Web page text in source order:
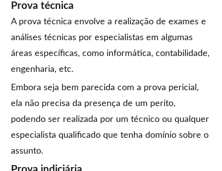
Prova técnica
A prova técnica envolve a realização de exames e
análises técnicas por especialistas em algumas
áreas específicas, como informática, contabilidade,
engenharia, etc.
Embora seja bem parecida com a prova pericial,
ela não precisa da presença de um perito,
podendo ser realizada por um técnico ou qualquer
especialista qualificado que tenha domínio sobre o
assunto.